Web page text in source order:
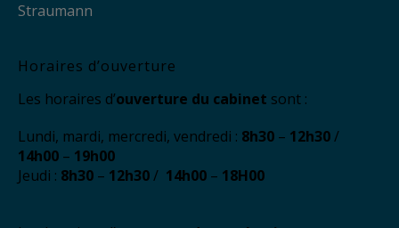
Straumann
Horaires d’ouverture
Les horaires d’ouverture du cabinet sont :
Lundi, mardi, mercredi, vendredi : 8h30 – 12h30/
14h00 – 19h00
Jeudi : 8h30 – 12h30/ 14h00 – 18H00